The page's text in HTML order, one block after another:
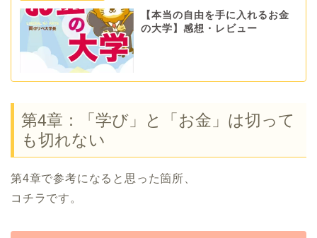
【本当の自由を手に入れるお金
の大学】感想・レビュー
第4章：「学び」と「お金」は切って
も切れない
第4章で参考になると思った箇所、
コチラです。